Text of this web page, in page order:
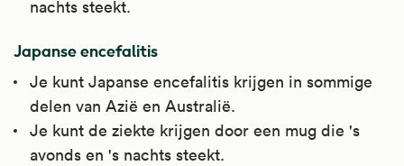
nachts steekt.
Japanse encefalitis
Je kunt Japanse encefalitis krijgen in sommige
delen van Azië en Australië.
Je kunt de ziekte krijgen door een mug die 's
avonds en 's nachts steekt.